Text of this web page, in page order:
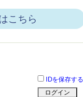
こちら
IDを保存する